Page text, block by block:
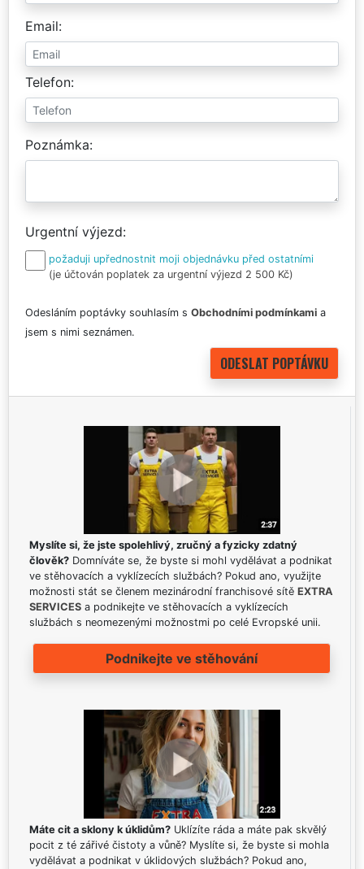
Email
Telefon
Poznámka
Urgentní výjezd
požaduji upřednostnit moji objednávku před ostatními
(je účtován poplatek za urgentní výjezd 2 500 Kč)
Odesláním poptávky souhlasím s Obchodními podmínkami a
jsem s nimi seznámen.
Myslíte si, že jste spolehlivý, zručný a fyzicky zdatný
člověk? Domníváte se, že byste si mohl vydělávat a podnikat
ve stěhovacích a vyklízecích službách? Pokud ano, využijte
možnosti stát se členem mezinárodní franchisové sítě EXTRA
SERVICES a podnikejte ve stěhovacích a vyklízecích
službách s neomezenými možnostmi po celé Evropské unii.
Podnikejte ve stěhování
Máte cit a sklony k úklidům? Uklízíte ráda a máte pak skvělý
pocit z té zářivé čistoty a vůně? Myslíte si, že byste si mohla
vydělávat a podnikat v úklidových službách? Pokud ano,